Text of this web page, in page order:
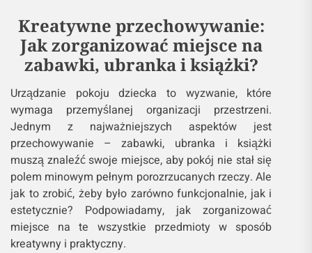
Kreatywne przechowywanie:
Jak zorganizować miejsce na
zabawki, ubranka i książki?
Urządzanie pokoju dziecka to wyzwanie, które
wymaga przemyślanej organizacji przestrzeni.
Jednym z najważniejszych aspektów jest
przechowywanie – zabawki, ubranka i książki
muszą znaleźć swoje miejsce, aby pokój nie stał się
polem minowym pełnym porozrzucanych rzeczy. Ale
jak to zrobić, żeby było zarówno funkcjonalnie, jak i
estetycznie? Podpowiadamy, jak zorganizować
miejsce na te wszystkie przedmioty w sposób
kreatywny i praktyczny.